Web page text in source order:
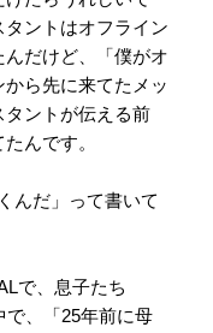
ントはオフライン
だけど、「僕がオ
ら先に来てたメッ
ントが伝える前
んです。
んだ」って書いて
で、息子たち
で、「25年前に母